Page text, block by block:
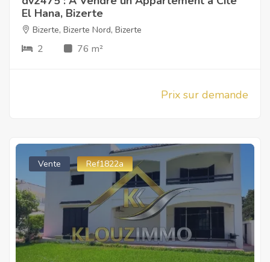
El Hana, Bizerte
Bizerte, Bizerte Nord, Bizerte
2 76 m²
Prix sur demande
Vente Ref1822a